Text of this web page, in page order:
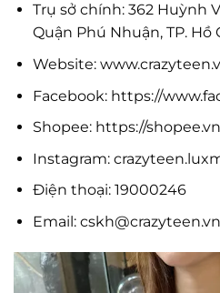
Trụ sở chính: 362 Huỳnh
Quận Phú Nhuận, TP. Hồ
Website:
Facebook: https://
Shopee: https://
Instagram:
Điện thoại: 19000246
Email: cskh@crazyteen.vn